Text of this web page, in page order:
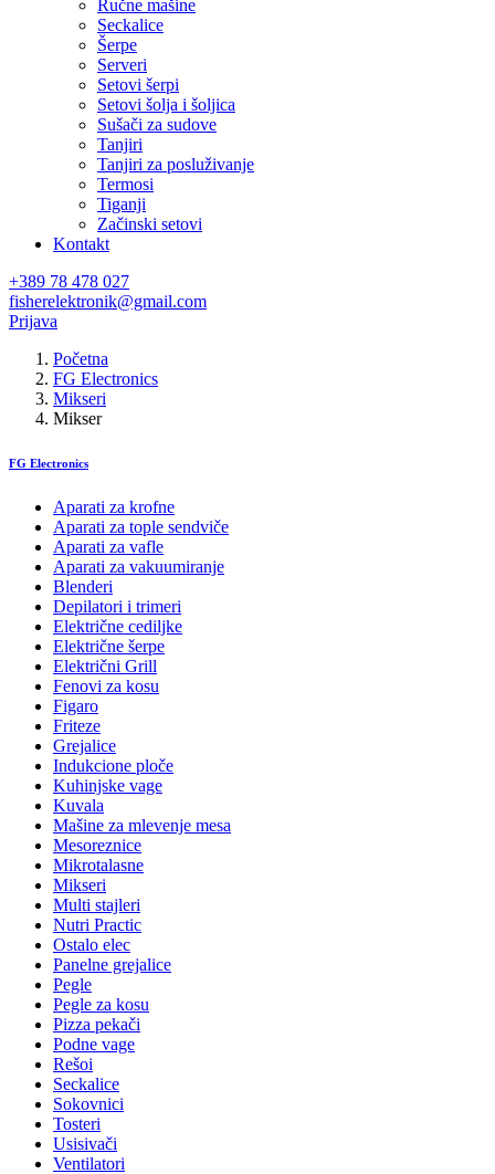
Ručne mašine
Seckalice
Šerpe
Serveri
Setovi šerpi
Setovi šolja i šoljica
Sušači za sudove
Tanjiri
Tanjiri za posluživanje
Termosi
Tiganji
Začinski setovi
Kontakt
+389 78 478 027
fisherelektronik@gmail.com
Prijava
Početna
FG Electronics
Mikseri
Mikser
FG Electronics
Aparati za krofne
Aparati za tople sendviče
Aparati za vafle
Aparati za vakuumiranje
Blenderi
Depilatori i trimeri
Električne cediljke
Električne šerpe
Električni Grill
Fenovi za kosu
Figaro
Friteze
Grejalice
Indukcione ploče
Kuhinjske vage
Kuvala
Mašine za mlevenje mesa
Mesoreznice
Mikrotalasne
Mikseri
Multi stajleri
Nutri Practic
Ostalo elec
Panelne grejalice
Pegle
Pegle za kosu
Pizza pekači
Podne vage
Rešoi
Seckalice
Sokovnici
Tosteri
Usisivači
Ventilatori